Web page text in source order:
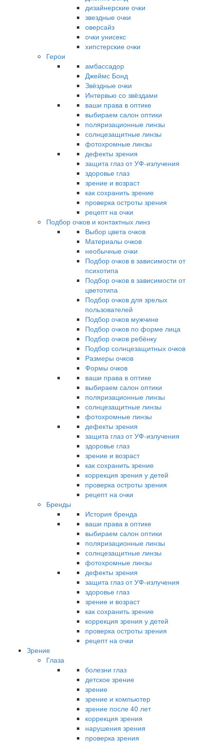
дизайнерские очки
звездные очки
оверсайз
очки унисекс
хипстерские очки
Герои
амбассадор
Джеймс Бонд
Звёздные очки
Интервью со звёздами
ваши права в оптике
выбираем салон оптики
поляризационные линзы
солнцезащитные линзы
фотохромные линзы
дефекты зрения
защита глаз от УФ-излучения
здоровье глаз
зрение и возраст
как сохранить зрение
проверка остроты зрения
рецепт на очки
Подбор очков и контактных линз
Выбор цвета очков
Материалы очков
необычные очки
Подбор очков в зависимости от
психотипа
Подбор очков в зависимости от
цветотипа
Подбор очков для зрелых
пользователей
Подбор очков мужчине
Подбор очков по форме лица
Подбор очков ребёнку
Подбор солнцезащитных очков
Размеры очков
Формы очков
ваши права в оптике
выбираем салон оптики
поляризационные линзы
солнцезащитные линзы
фотохромные линзы
дефекты зрения
защита глаз от УФ-излучения
здоровье глаз
зрение и возраст
как сохранить зрение
коррекция зрения у детей
проверка остроты зрения
рецепт на очки
Бренды
История бренда
ваши права в оптике
выбираем салон оптики
поляризационные линзы
солнцезащитные линзы
фотохромные линзы
дефекты зрения
защита глаз от УФ-излучения
здоровье глаз
зрение и возраст
как сохранить зрение
коррекция зрения у детей
проверка остроты зрения
рецепт на очки
Зрение
Глаза
болезни глаз
детское зрение
зрение
зрение и компьютер
зрение после 40 лет
коррекция зрения
нарушения зрения
проверка зрения